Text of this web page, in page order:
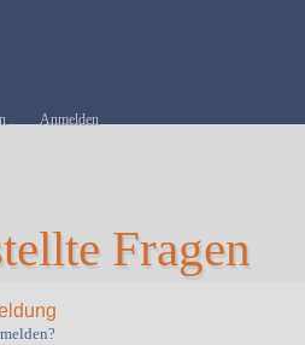
Anmelden
Fragen